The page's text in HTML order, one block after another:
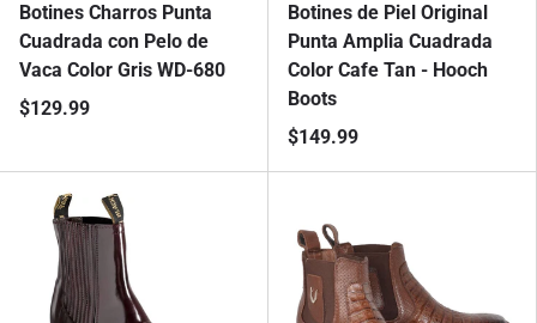
Botines Charros Punta
Cuadrada con Pelo de
Vaca Color Gris WD-680
$129.99
Botines de Piel Original
Punta Amplia Cuadrada
Color Cafe Tan - Hooch
Boots
$149.99